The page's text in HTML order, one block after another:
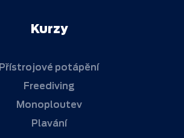
Kurzy
Přístrojové potápění
Freediving
Monoploutev
Plavání